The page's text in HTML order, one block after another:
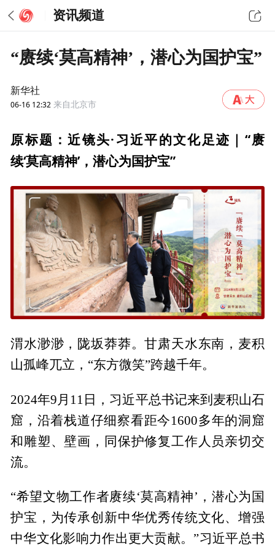
资讯频道
“赓续‘莫高精神’，潜心为国护宝”
新华社
06-16 12:32 来自北京市
原标题：近镜头·习近平的文化足迹｜“赓
续‘莫高精神’，潜心为国护宝”
渭水渺渺，陇坂莽莽。甘肃天水东南，麦积
山孤峰兀立，“东方微笑”跨越千年。
2024年9月11日，习近平总书记来到麦积山石
窟，沿着栈道仔细察看距今1600多年的洞窟
和雕塑、壁画，同保护修复工作人员亲切交
流。
“希望文物工作者赓续‘莫高精神’，潜心为国
护宝，为传承创新中华优秀传统文化、增强
中华文化影响力作出更大贡献。”习近平总书